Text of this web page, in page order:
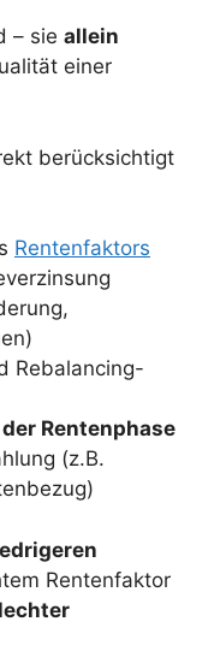
– sie allein
einer
berücksichtigt
Rentenfaktors
Rebalancing-
Rentenphase
(z.B.
Rentenfaktor